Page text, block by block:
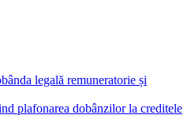
legală remuneratorie și
plafonarea dobânzilor la creditele